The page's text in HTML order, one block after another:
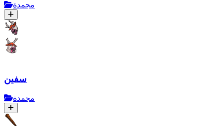
مجمدة
سفين
مجمدة